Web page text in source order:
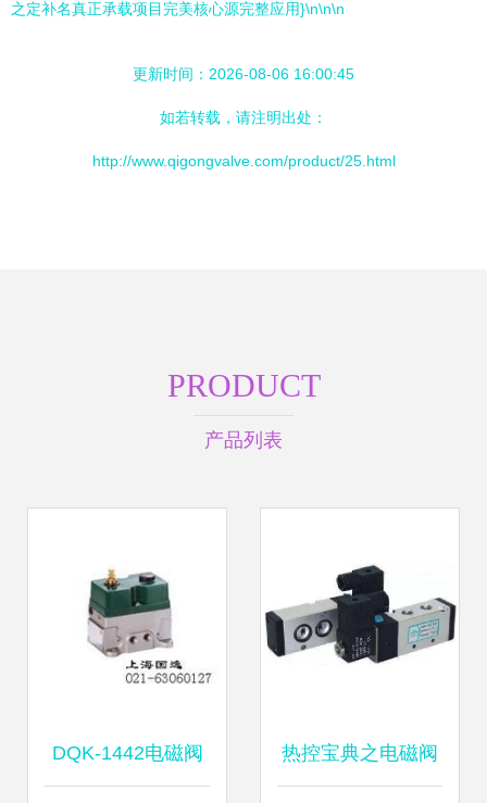
之定补名真正承载项目完美核心源完整应用}\n\n\n
更新时间：2026-08-06 16:00:45
如若转载，请注明出处：
http://www.qigongvalve.com/product/25.html
PRODUCT
产品列表
DQK-1442电磁阀 热控宝典之电磁阀